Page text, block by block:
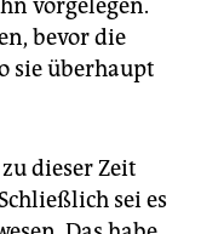
vorgelegen.
bevor die
sie überhaupt
dieser Zeit
sei es